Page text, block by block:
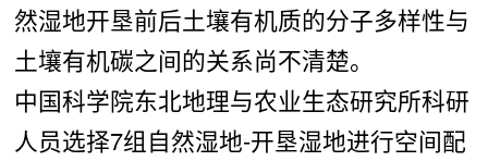
然湿地开垦前后土壤有机质的分子多样性与
土壤有机碳之间的关系尚不清楚。
中国科学院东北地理与农业生态研究所科研
人员选择7组自然湿地-开垦湿地进行空间配